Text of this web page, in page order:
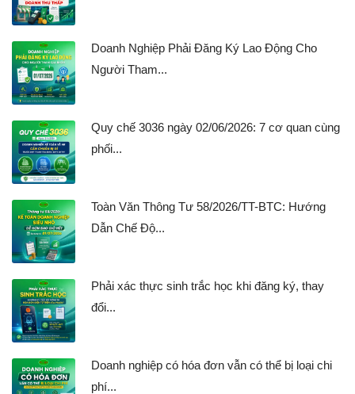
Doanh Nghiệp Phải Đăng Ký Lao Động Cho
Người Tham...
Quy chế 3036 ngày 02/06/2026: 7 cơ quan cùng
phối...
Toàn Văn Thông Tư 58/2026/TT-BTC: Hướng
Dẫn Chế Độ...
Phải xác thực sinh trắc học khi đăng ký, thay
đổi...
Doanh nghiệp có hóa đơn vẫn có thể bị loại chi
phí...